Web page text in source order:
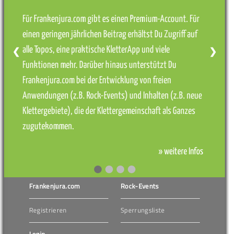
Für Frankenjura.com gibt es einen Premium-Account. Für
einen geringen jährlichen Beitrag erhältst Du Zugriff auf
alle Topos, eine praktische KletterApp und viele
Funktionen mehr. Darüber hinaus unterstützt Du
Frankenjura.com bei der Entwicklung von freien
Anwendungen (z.B. Rock-Events) und Inhalten (z.B. neue
Klettergebiete), die der Klettergemeinschaft als Ganzes
zugutekommen.
» weitere Infos
❮ ❯
Frankenjura.com
Registrieren
Rock-Events
Sperrungsliste